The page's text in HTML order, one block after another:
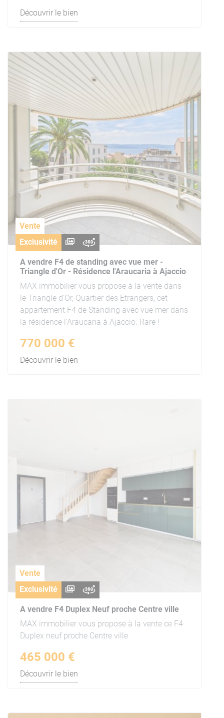
Découvrir le bien
Vente
Exclusivité
A vendre F4 de standing avec vue mer -
Triangle d'Or - Résidence l'Araucaria à Ajaccio
MAX immobilier vous propose à la vente dans
le Triangle d'Or, Quartier des Etrangers, cet
appartement F4 de Standing avec vue mer dans
la résidence l'Araucaria à Ajaccio. Rare !
770 000 €
Découvrir le bien
Vente
Exclusivité
A vendre F4 Duplex Neuf proche Centre ville
MAX immobilier vous propose à la vente ce F4
Duplex neuf proche Centre ville
465 000 €
Découvrir le bien